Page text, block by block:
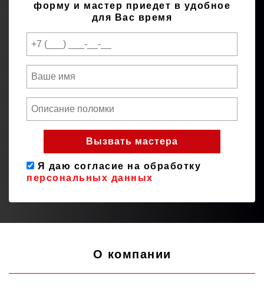
форму и мастер приедет в удобное
для Вас время
Я даю согласие на обработку
персональных данных
О компании